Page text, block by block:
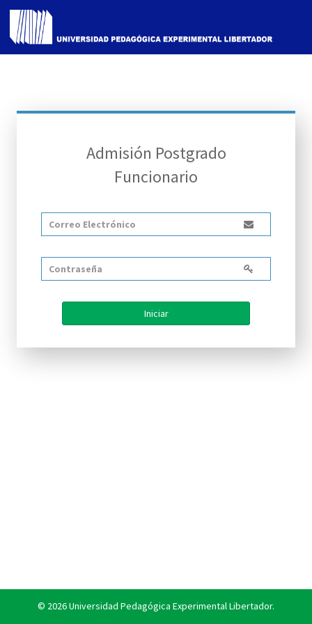
Admisión Postgrado
Funcionario
Iniciar
© 2026Universidad Pedagógica Experimental Libertador.